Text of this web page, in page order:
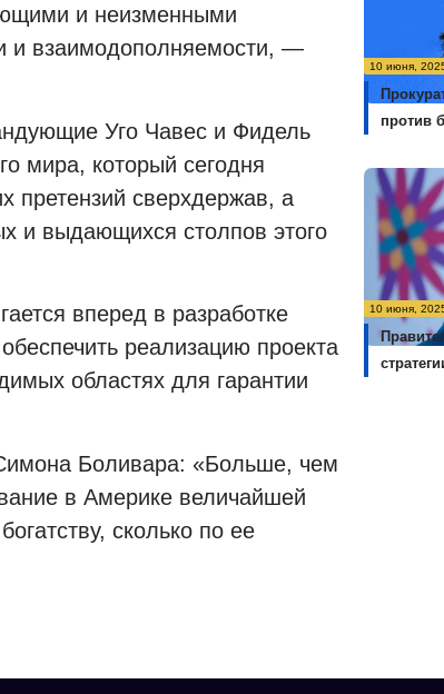
и неизменными
и взаимодополняемости, —
Уго Чавес и Фидель
мира, который сегодня
претензий сверхдержав, а
и выдающихся столпов этого
вперед в разработке
реализацию проекта
областях для гарантии
Боливара: «Больше, чем
в Америке величайшей
сколько по ее
10 июня,
против
10 июня,